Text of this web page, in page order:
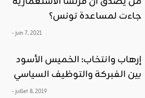
جاءت لمساعدة تونس؟
- juin 7, 2021
إرهاب وانتخاب: الخميس الأسود
بين الفبركة والتوظيف السياسي
- juillet 8, 2019